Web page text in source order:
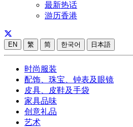
最新热话
游历香港
EN 繁 简 한국어 日本語
时尚服装
配饰、珠宝、钟表及眼镜
皮具、皮鞋及手袋
家具品味
创意礼品
艺术